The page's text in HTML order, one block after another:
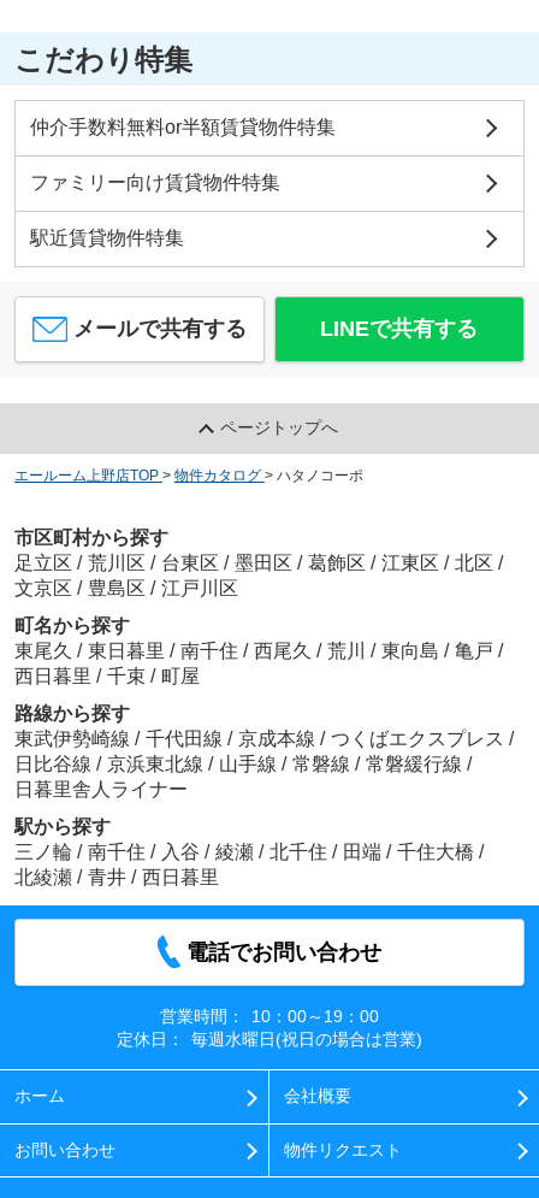
こだわり特集
仲介手数料無料or半額賃貸物件特集
ファミリー向け賃貸物件特集
駅近賃貸物件特集
メールで共有する LINEで共有する
ページトップへ
エールーム上野店TOP > 物件カタログ > ハタノコーポ
市区町村から探す
足立区 / 荒川区 / 台東区 / 墨田区 / 葛飾区 / 江東区 / 北区 /
文京区 / 豊島区 / 江戸川区
町名から探す
東尾久 / 東日暮里 / 南千住 / 西尾久 / 荒川 / 東向島 / 亀戸 /
西日暮里 / 千束 / 町屋
路線から探す
東武伊勢崎線 / 千代田線 / 京成本線 / つくばエクスプレス /
日比谷線 / 京浜東北線 / 山手線 / 常磐線 / 常磐緩行線 /
日暮里舎人ライナー
駅から探す
三ノ輪 / 南千住 / 入谷 / 綾瀬 / 北千住 / 田端 / 千住大橋 /
北綾瀬 / 青井 / 西日暮里
電話でお問い合わせ
営業時間：
10：00～19：00
定休日：
毎週水曜日(祝日の場合は営業)
ホーム 会社概要
お問い合わせ 物件リクエスト